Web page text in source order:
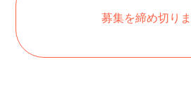
募集を締め切り